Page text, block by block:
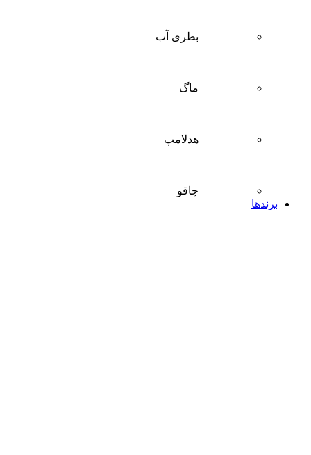
بطری آب
ماگ
هدلامپ
چاقو
برندها